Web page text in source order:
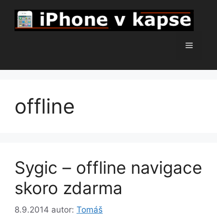
obsah
Menu
offline
Sygic – offline navigace
skoro zdarma
8.9.2014 autor: Tomáš